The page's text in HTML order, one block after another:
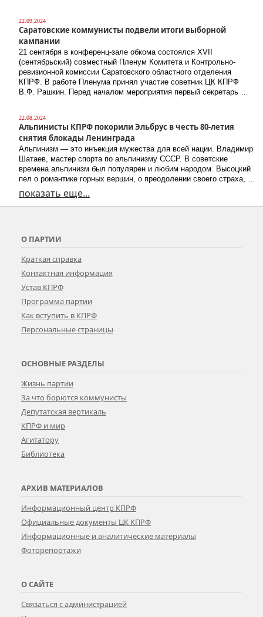
22.09.2024
Саратовские коммунисты подвели итоги выборной
кампании
21 сентября в конференц-зале обкома состоялся ХVII
(сентябрьский) совместный Пленум Комитета и Контрольно-
ревизионной комиссии Саратовского областного отделения
КПРФ. В работе Пленума принял участие советник ЦК КПРФ
В.Ф. Рашкин. Перед началом мероприятия первый секретарь …
22.08.2024
Альпинисты КПРФ покорили Эльбрус в честь 80-летия
снятия блокады Ленинграда
Альпинизм — это инъекция мужества для всей нации. Владимир
Шатаев, мастер спорта по альпинизму СССР. В советские
времена альпинизм был популярен и любим народом. Высоцкий
пел о романтике горных вершин, о преодолении своего страха, …
показать еще...
О ПАРТИИ
Краткая справка
Контактная информация
Устав КПРФ
Программа партии
Как вступить в КПРФ
Персональные страницы
ОСНОВНЫЕ РАЗДЕЛЫ
Жизнь партии
За что борются коммунисты
Депутатская вертикаль
КПРФ и мир
Агитатору
Библиотека
АРХИВ МАТЕРИАЛОВ
Информационный центр КПРФ
Официальные документы ЦК КПРФ
Информационные и аналитические материалы
Фоторепортажи
О САЙТЕ
Связаться с администрацией